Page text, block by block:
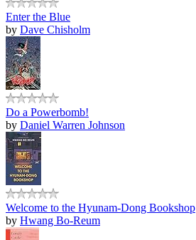
Enter the Blue
by Dave Chisholm
Do a Powerbomb!
by Daniel Warren Johnson
Welcome to the Hyunam-Dong Bookshop
by Hwang Bo-Reum